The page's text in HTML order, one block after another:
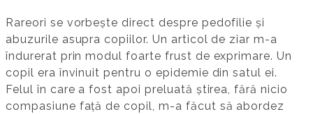
Rareori se vorbește direct despre pedofilie și
abuzurile asupra copiilor. Un articol de ziar m-a
îndurerat prin modul foarte frust de exprimare. Un
copil era învinuit pentru o epidemie din satul ei.
Felul în care a fost apoi preluată știrea, fără nicio
compasiune față de copil, m-a făcut să abordez